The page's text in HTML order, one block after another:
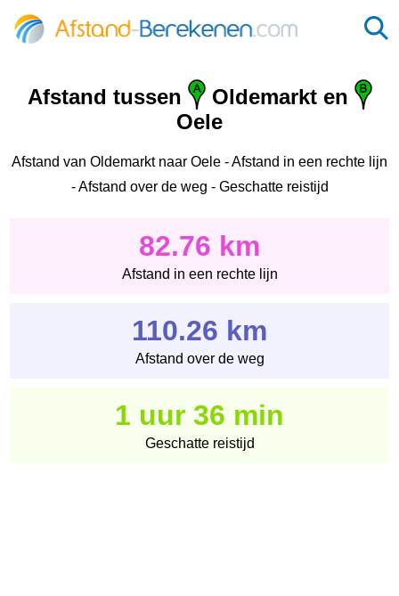
Afstand tussen
Oldemarkt en
Oele
Afstand van Oldemarkt naar Oele - Afstand in een rechte lijn
- Afstand over de weg - Geschatte reistijd
82.76 km
Afstand in een rechte lijn
110.26 km
Afstand over de weg
1 uur 36 min
Geschatte reistijd